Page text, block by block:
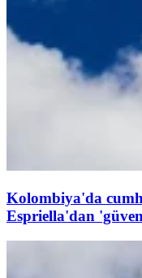
Kolombiya'da
Espriella'dan